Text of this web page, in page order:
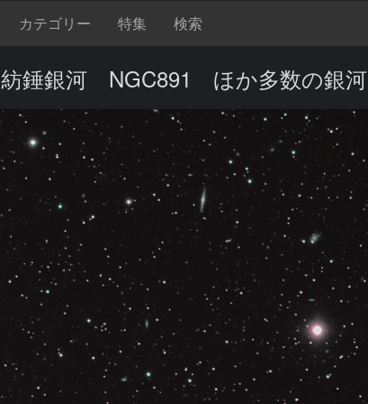
カテゴリー 特集 検索
紡錘銀河 NGC891 ほか多数の銀河